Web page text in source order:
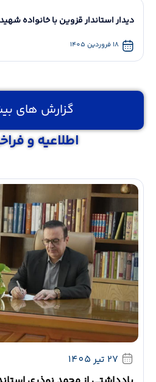
دیدار استاندار قزوین با خانواده
18 فروردین 1405
گزارش های
اطلاعیه و
27 تیر 1405